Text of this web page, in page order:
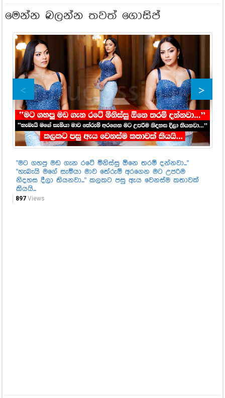
මෙන්න බලන්න තවත් ගොසිප්
"මට ගහපු මඩ ගැන රටේ මිනිස්සු ඕනෙ තරම් දන්නවා..."
"හැබැයි මගේ සැමියා මාව තේරුම් අරගෙන මට උපරිම
නිදහස දීලා තියනවා..." කලකට පසු ඇය වෙනස්ම කතාවක්
කියයි...
897 Views